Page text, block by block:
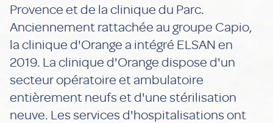
Provence et de la clinique du Parc.
Anciennement rattachée au groupe Capio,
la clinique d'Orange a intégré ELSAN en
2019. La clinique d'Orange dispose d'un
secteur opératoire et ambulatoire
entièrement neufs et d'une stérilisation
neuve. Les services d'hospitalisations ont